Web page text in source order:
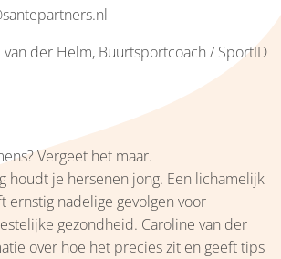
van der Helm, Buurtsportcoach / SportID
Vergeet het maar.
houdt je hersenen jong. Een lichamelijk
ernstig nadelige gevolgen voor
gezondheid. Caroline van der
over hoe het precies zit en geeft tips